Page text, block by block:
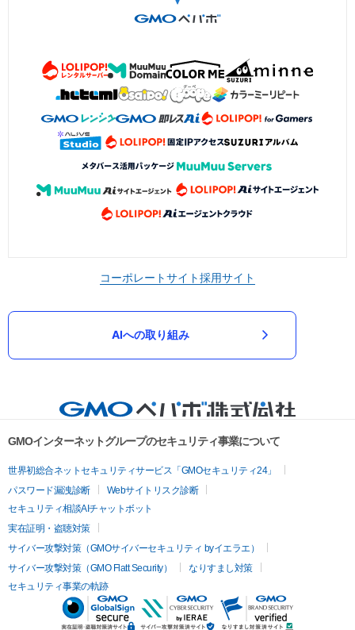
コーポレートサイト採用サイト
AIへの取り組み
GMOインターネットグループのセキュリティ事業について
世界初総合ネットセキュリティサービス「GMOセキュリティ24」
パスワード漏洩診断
Webサイトリスク診断
セキュリティ相談AIチャットボット
実在証明・盗聴対策
サイバー攻撃対策（GMOサイバーセキュリティ byイエラエ）
サイバー攻撃対策（GMO Flatt Security）
なりすまし対策
セキュリティ事業の軌跡